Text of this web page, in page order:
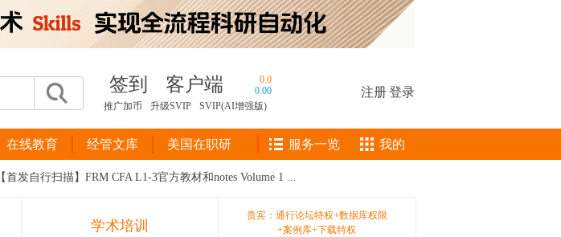
签到 客户端
0.0
0.00
推广加币
升级SVIP SVIP(AI增强版)
注册登录
在线教育 经管文库 美国在职研 服务一览 我的
【首发自行扫描】FRM CFA L1-3官方教材和notes Volume 1 ...
学术培训
贵宾：通行论坛特权+数据库权限
+案例库+下载特权